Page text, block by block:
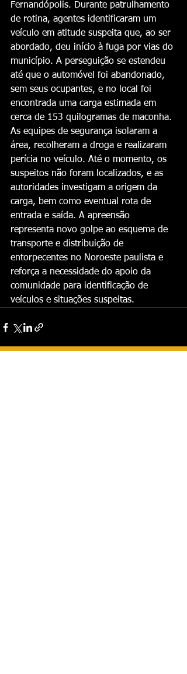
Fernandópolis. Durante patrulhamento
de rotina, agentes identificaram um
veículo em atitude suspeita que, ao ser
abordado, deu início à fuga por vias do
município. A perseguição se estendeu
até que o automóvel foi abandonado,
sem seus ocupantes, e no local foi
encontrada uma carga estimada em
cerca de 153 quilogramas de maconha.
As equipes de segurança isolaram a
área, recolheram a droga e realizaram
perícia no veículo. Até o momento, os
suspeitos não foram localizados, e as
autoridades investigam a origem da
carga, bem como eventual rota de
entrada e saída. A apreensão
representa novo golpe ao esquema de
transporte e distribuição de
entorpecentes no Noroeste paulista e
reforça a necessidade do apoio da
comunidade para identificação de
veículos e situações suspeitas.